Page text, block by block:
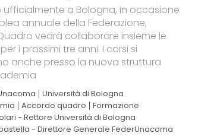
ufficialmente a Bologna, in occasione
annuale della Federazione,
vedrà collaborare insieme le
i prossimi tre anni. I corsi si
anche presso la nuova struttura
Università di Bologna
Accordo quadro
Formazione
- Rettore Università di Bologna
- Direttore Generale FederUnacoma